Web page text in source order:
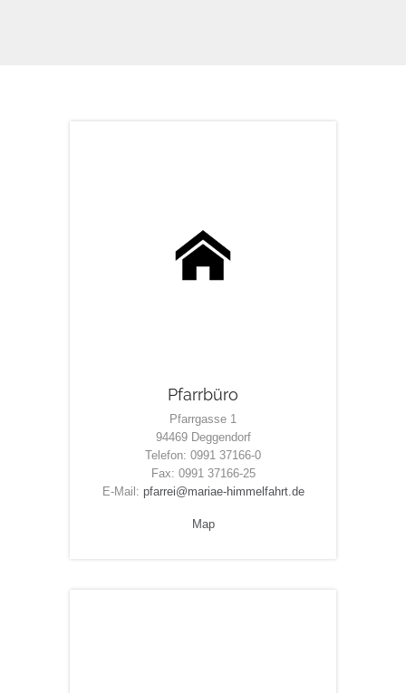

Pfarrbüro
Pfarrgasse 1
94469 Deggendorf
Telefon: 0991 37166-0
Fax: 0991 37166-25
E-Mail: pfarrei@mariae-himmelfahrt.de
Map